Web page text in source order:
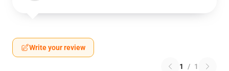
Write your review
1 / 1